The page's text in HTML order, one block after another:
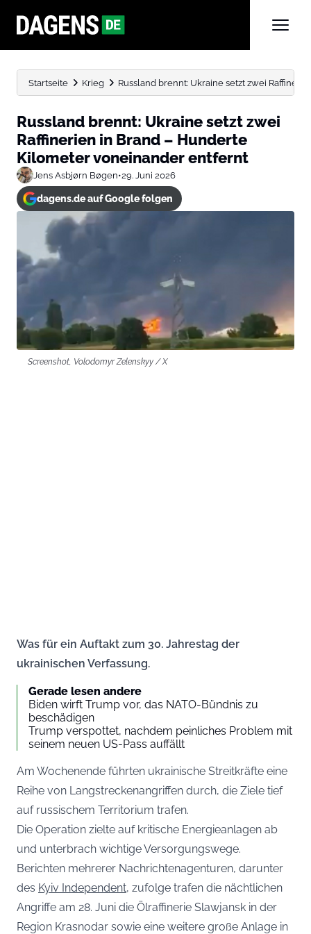
Startseite Krieg Russland brennt: Ukraine setzt zwei
Russland brennt: Ukraine setzt zwei
Raffinerien in Brand – Hunderte
Kilometer voneinander entfernt
Jens Asbjørn Bøgen•29. Juni 2026
dagens.de auf Google folgen
Screenshot, Volodomyr Zelenskyy / X
Was für ein Auftakt zum 30. Jahrestag der
ukrainischen Verfassung.
Gerade lesen andere
Biden wirft Trump vor, das NATO-Bündnis zu
beschädigen
Trump verspottet, nachdem peinliches Problem mit
seinem neuen US-Pass auffällt
Am Wochenende führten ukrainische Streitkräfte eine
Reihe von Langstreckenangriffen durch, die Ziele tief
auf russischem Territorium trafen.
Die Operation zielte auf kritische Energieanlagen ab
und unterbrach wichtige Versorgungswege.
Berichten mehrerer Nachrichtenagenturen, darunter
des Kyiv Independent, zufolge trafen die nächtlichen
Angriffe am 28. Juni die Ölraffinerie Slawjansk in der
Region Krasnodar sowie eine weitere große Anlage in